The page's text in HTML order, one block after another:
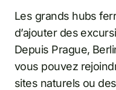
Les grands hubs
d’ajouter des
Depuis Prague,
vous pouvez
sites naturels ou